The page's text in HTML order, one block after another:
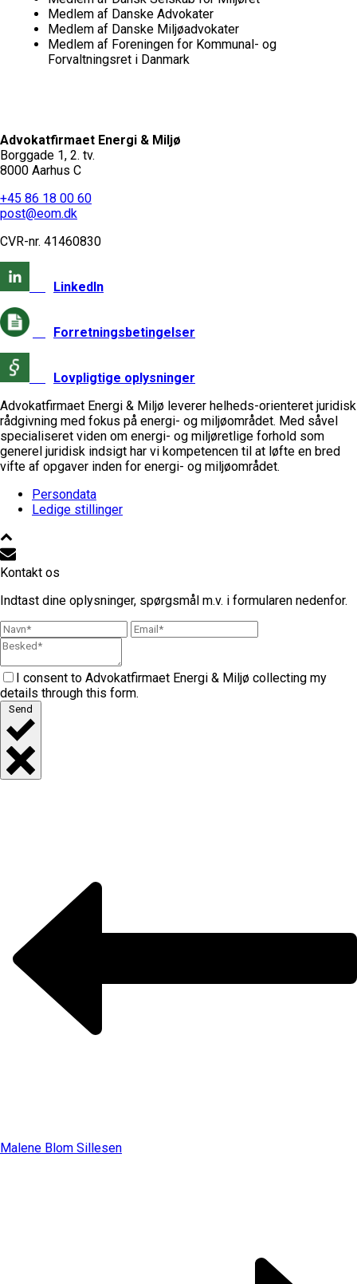
Medlem af Danske Advokater
Medlem af Danske Miljøadvokater
Medlem af Foreningen for Kommunal- og
Forvaltningsret i Danmark
Advokatfirmaet Energi & Miljø
Borggade 1, 2. tv.
8000 Aarhus C
+45 86 18 00 60
post@eom.dk
CVR-nr. 41460830
LinkedIn
Forretningsbetingelser
Lovpligtige oplysninger
Advokatfirmaet Energi & Miljø leverer helheds-orienteret juridisk
rådgivning med fokus på energi- og miljøområdet. Med såvel
specialiseret viden om energi- og miljøretlige forhold som
generel juridisk indsigt har vi kompetencen til at løfte en bred
vifte af opgaver inden for energi- og miljøområdet.
Persondata
Ledige stillinger
Kontakt os
Indtast dine oplysninger, spørgsmål m.v. i formularen nedenfor.
I consent to Advokatfirmaet Energi & Miljø collecting my
details through this form.
Send
Malene Blom Sillesen